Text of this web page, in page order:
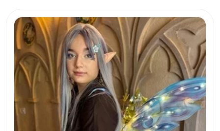
Выпускной
Каникулы